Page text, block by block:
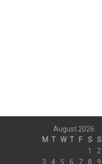
August 2026
M T W T F S S
1
2
3
4 5 6 7 8 9